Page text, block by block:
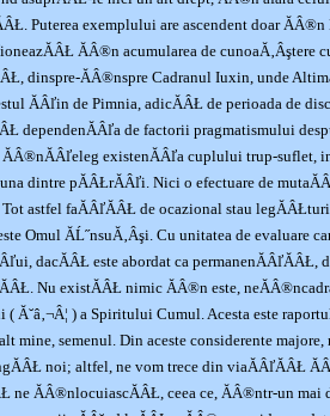
Puterea exemplului are ascendent doar
ĂÂ®n acumularea de cunoaĂ‚Âştere
dinspre-ĂÂ®nspre Cadranul Iuxin, unde
ĂÂľin de Pimnia, adicĂÂŁ de perioada de
dependenĂÂľa de factorii pragmatismului
existenĂÂľa cuplului trup-suflet,
dintre pĂÂŁrĂÂľi. Nici o efectuare de
astfel faĂÂľĂÂŁ de ocazional stau
Omul ĂĹ˝nsuĂ‚Âşi. Cu unitatea de evaluare
dacĂÂŁ este abordat ca permanenĂÂľĂÂŁ,
Nu existĂÂŁ nimic ĂÂ®n este,
Ă˘â‚¬Â¦ ) a Spiritului Cumul. Acesta este
mine, semenul. Din aceste considerente majore,
noi; altfel, ne vom trece din viaĂÂľĂÂŁ
ne ĂÂ®nlocuiascĂÂŁ, ceea ce, ĂÂ®ntr-un mai